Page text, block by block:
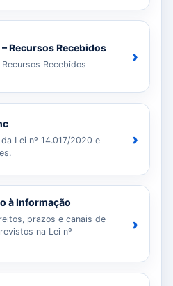
Recursos Recebidos
Recebidos ›
Lei nº 14.017/2020 e
›
à Informação
prazos e canais de
na Lei nº
›